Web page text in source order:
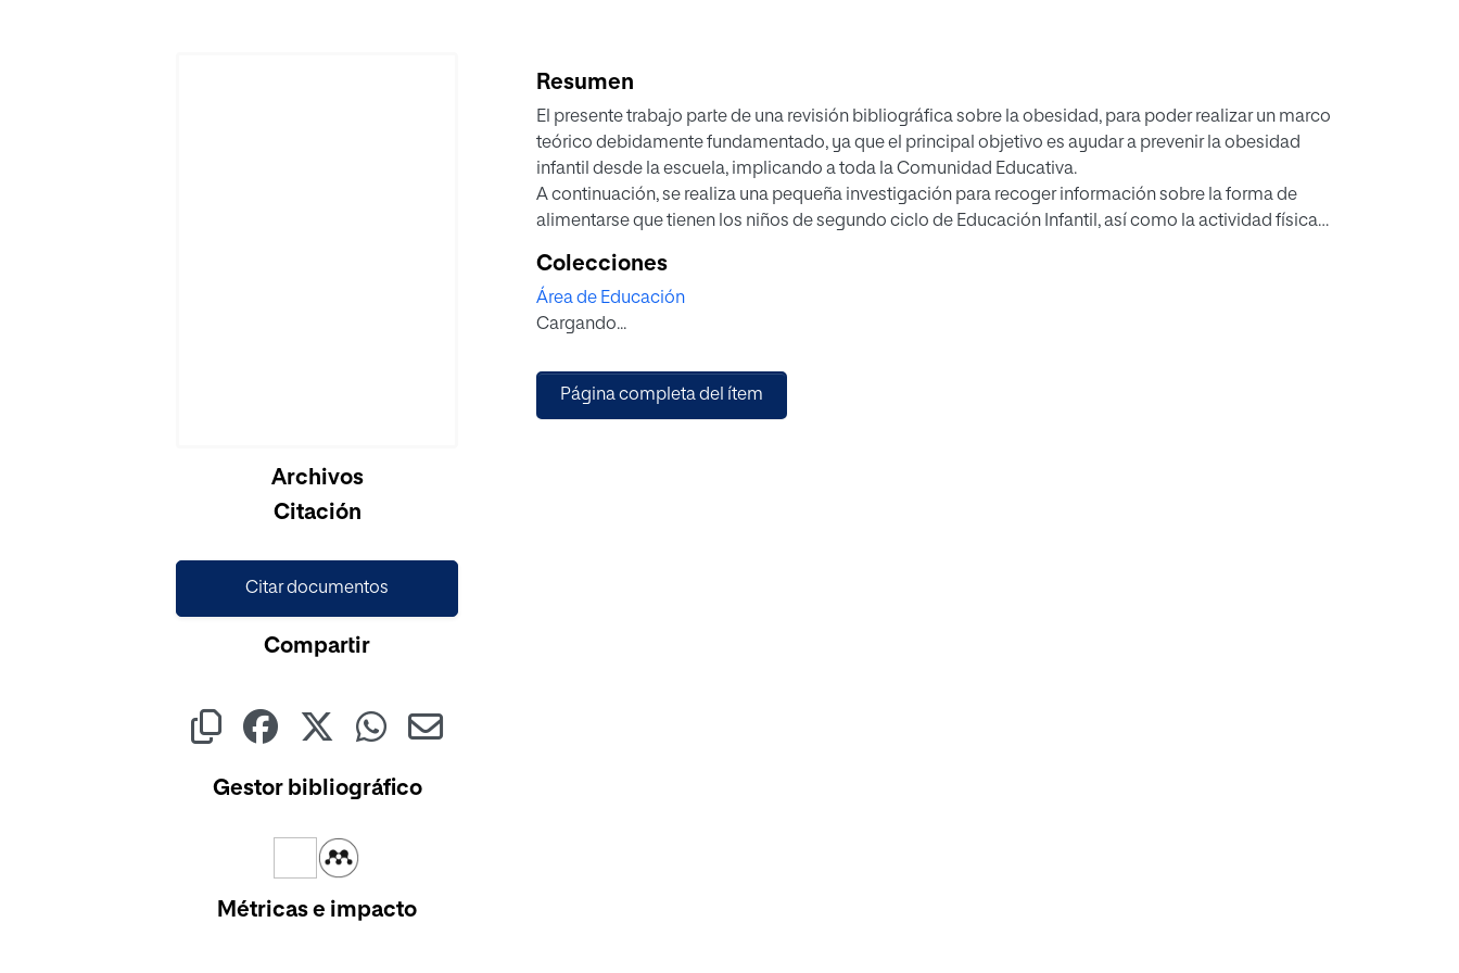
Archivos
Citación
Citar documentos
Compartir
Gestor bibliográfico
Métricas e impacto
Resumen
El presente trabajo parte de una revisión bibliográfica sobre la obesidad, para poder realizar un marco
teórico debidamente fundamentado, ya que el principal objetivo es ayudar a prevenir la obesidad
infantil desde la escuela, implicando a toda la Comunidad Educativa.
A continuación, se realiza una pequeña investigación para recoger información sobre la forma de
alimentarse que tienen los niños de segundo ciclo de Educación Infantil, así como la actividad física
Tras el análisis estadístico de los resultados del cuestionario se comprueba cuáles son los hábitos
susceptibles de mejora, y se elabora una propuesta de intervención, con objeto de fomentar hábitos
saludables en cuanto a alimentación y actividad física desde las primeras etapas de la vida,
Colecciones
Área de Educación
Cargando...
Página completa del ítem